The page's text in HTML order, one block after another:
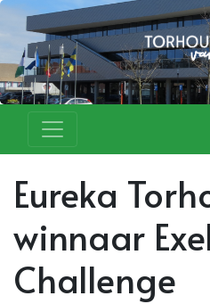
Eureka
winnaar
Challenge